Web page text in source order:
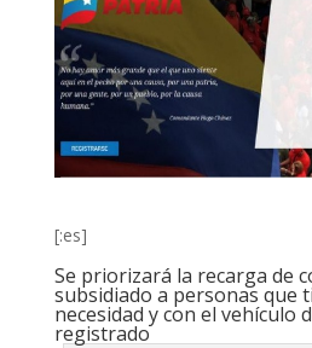
[:es]
Se priorizará la recarga de
subsidiado a personas que
necesidad y con el vehículo
registrado